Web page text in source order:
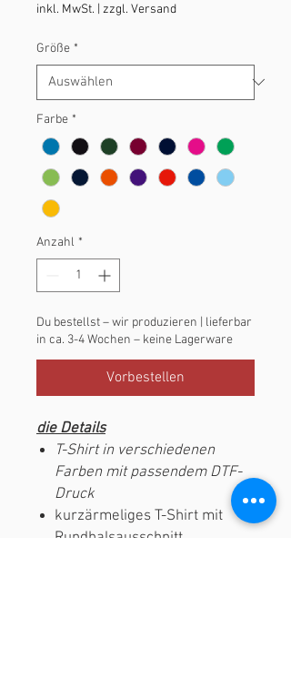
inkl. MwSt. zzgl. Versand
Größe *
Farbe *
Anzahl *
Du bestellst – wir produzieren | lieferbar
in ca. 3-4 Wochen – keine Lagerware
Vorbestellen
die Details
T-Shirt in verschiedenen
Farben mit passendem DTF-
Druck
kurzärmeliges T-Shirt mit
Rundhalsausschnitt